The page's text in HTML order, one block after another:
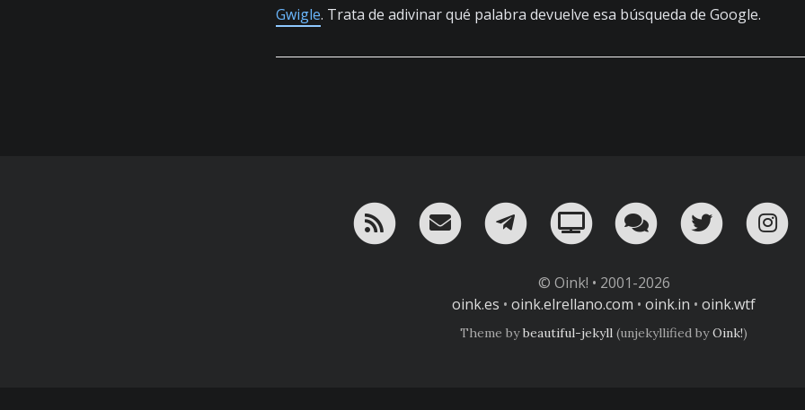
Gwigle. Trata de adivinar qué palabra devuelve esa búsqueda de Google.
RSS ¡Mándame un email!
¡Nuestro canal en Telegram!
Oink! TV Charla conTwitter
© Oink! • 2001-2026
oink.es • oink.elrellano.com • oink.in • oink.wtf
Theme bybeautiful-jekyll (unjekyllified byOink!)